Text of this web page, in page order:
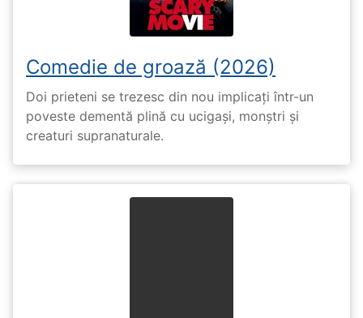
Comedie de groază (2026)
Doi prieteni se trezesc din nou implicați într-un
poveste dementă plină cu ucigași, monștri și
creaturi supranaturale.